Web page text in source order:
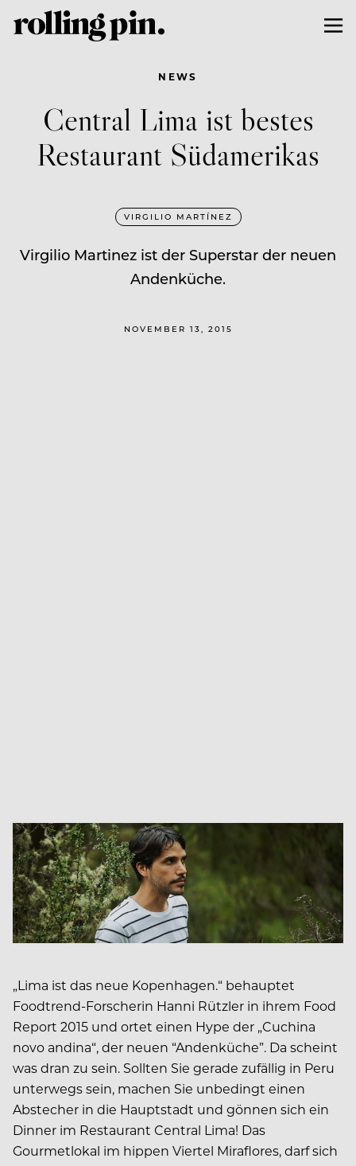
NEWS
Central Lima ist bestes
Restaurant Südamerikas
VIRGILIO MARTÍNEZ
Virgilio Martinez ist der Superstar der neuen
Andenküche.
NOVEMBER 13, 2015
„Lima ist das neue Kopenhagen.“ behauptet
Foodtrend-Forscherin Hanni Rützler in ihrem Food
Report 2015 und ortet einen Hype der „Cuchina
novo andina“, der neuen “Andenküche”. Da scheint
was dran zu sein. Sollten Sie gerade zufällig in Peru
unterwegs sein, machen Sie unbedingt einen
Abstecher in die Hauptstadt und gönnen sich ein
Dinner im Restaurant Central Lima! Das
Gourmetlokal im hippen Viertel Miraflores, darf sich